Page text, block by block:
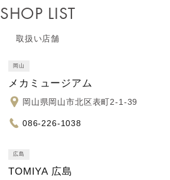
SHOP LIST
取扱い店舗
岡山
メカミュージアム
岡山県岡山市北区表町2-1-39
086-226-1038
広島
TOMIYA 広島